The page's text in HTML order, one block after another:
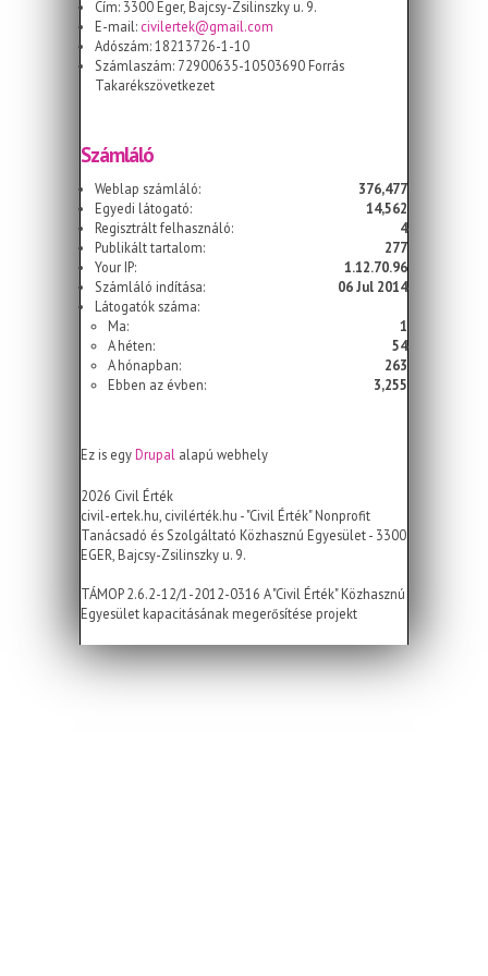
Cím: 3300 Eger, Bajcsy-Zsilinszky u. 9.
E-mail: civilertek@gmail.com
Adószám: 18213726-1-10
Számlaszám: 72900635-10503690 Forrás
Takarékszövetkezet
Számláló
Weblap számláló:
376,477
Egyedi látogató:
14,562
Regisztrált felhasználó:
4
Publikált tartalom:
277
Your IP:
1.12.70.96
Számláló indítása:
06 Jul 2014
Látogatók száma:
Ma:
1
A héten:
54
A hónapban:
263
Ebben az évben:
3,255
Ez is egyDrupal alapú webhely
2026 Civil Érték
civil-ertek.hu, civilérték.hu - "Civil Érték" Nonprofit
Tanácsadó és Szolgáltató Közhasznú Egyesület - 3300
EGER, Bajcsy-Zsilinszky u. 9.
TÁMOP 2.6.2-12/1-2012-0316 A "Civil Érték" Közhasznú
Egyesület kapacitásának megerősítése projekt